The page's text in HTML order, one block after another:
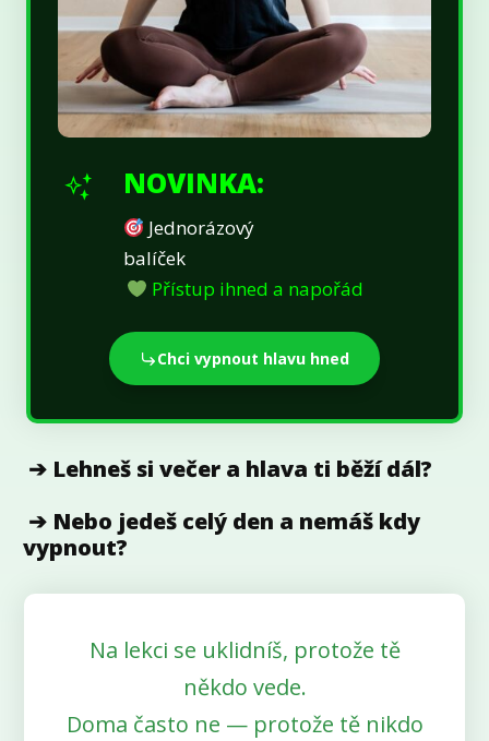
NOVINKA:
Jednorázový
balíček
Přístup ihned a napořád
Chci vypnout hlavu hned
➔ Lehneš si večer a hlava ti běží dál?
➔ Nebo jedeš celý den a nemáš kdy
vypnout?
Na lekci se uklidníš, protože tě
někdo vede.
Doma často ne — protože tě nikdo